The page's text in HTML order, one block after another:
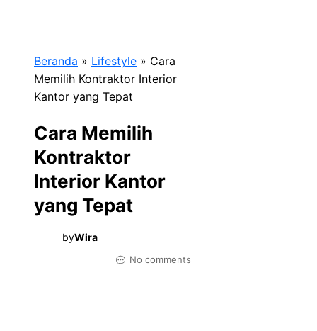
Beranda » Lifestyle » Cara
Memilih Kontraktor Interior
Kantor yang Tepat
Cara Memilih
Kontraktor
Interior Kantor
yang Tepat
byWira
No comments